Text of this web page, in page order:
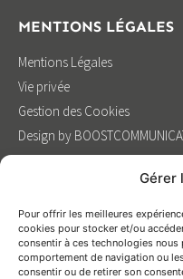
Gérer
Pour offrir les meilleures
cookies pour stocker et/ou
consentir à ces technologies
comportement de navigation ou
consentir ou de retirer son
MENTIONS LÉGALES
Mentions Légales
Vie privée
Gestion des Cookies
Design by